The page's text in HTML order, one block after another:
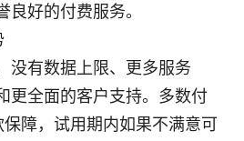
良好的付费服务。
没有数据上限、更多服务
更全面的客户支持。多数付
障，试用期内如果不满意可